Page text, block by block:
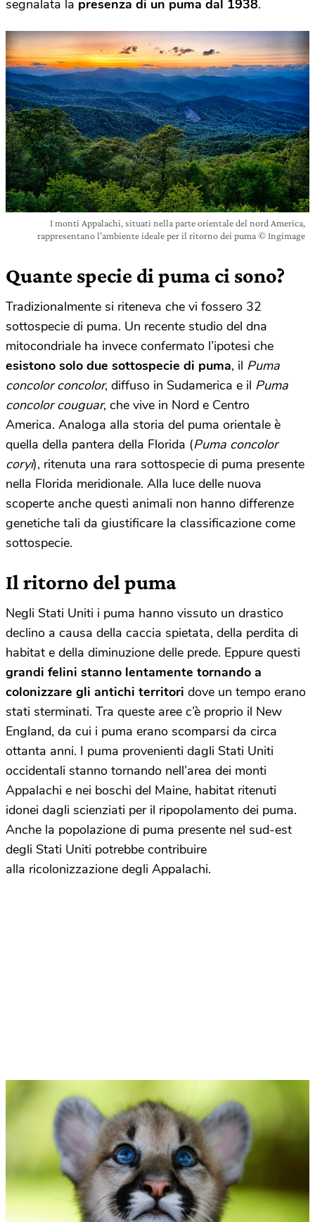
segnalata la presenza di un puma dal 1938.
I monti Appalachi, situati nella parte orientale del nord America,
rappresentano l’ambiente ideale per il ritorno dei puma © Ingimage
Quante specie di puma ci sono?
Tradizionalmente si riteneva che vi fossero 32
sottospecie di puma. Un recente studio del dna
mitocondriale ha invece confermato l’ipotesi che
esistono solo due sottospecie di puma, il Puma
concolor concolor, diffuso in Sudamerica e il Puma
concolor couguar, che vive in Nord e Centro
America. Analoga alla storia del puma orientale è
quella della pantera della Florida (Puma concolor
coryi), ritenuta una rara sottospecie di puma presente
nella Florida meridionale. Alla luce delle nuova
scoperte anche questi animali non hanno differenze
genetiche tali da giustificare la classificazione come
sottospecie.
Il ritorno del puma
Negli Stati Uniti i puma hanno vissuto un drastico
declino a causa della caccia spietata, della perdita di
habitat e della diminuzione delle prede. Eppure questi
grandi felini stanno lentamente tornando a
colonizzare gli antichi territori dove un tempo erano
stati sterminati. Tra queste aree c’è proprio il New
England, da cui i puma erano scomparsi da circa
ottanta anni. I puma provenienti dagli Stati Uniti
occidentali stanno tornando nell’area dei monti
Appalachi e nei boschi del Maine, habitat ritenuti
idonei dagli scienziati per il ripopolamento dei puma.
Anche la popolazione di puma presente nel sud-est
degli Stati Uniti potrebbe contribuire
alla ricolonizzazione degli Appalachi.